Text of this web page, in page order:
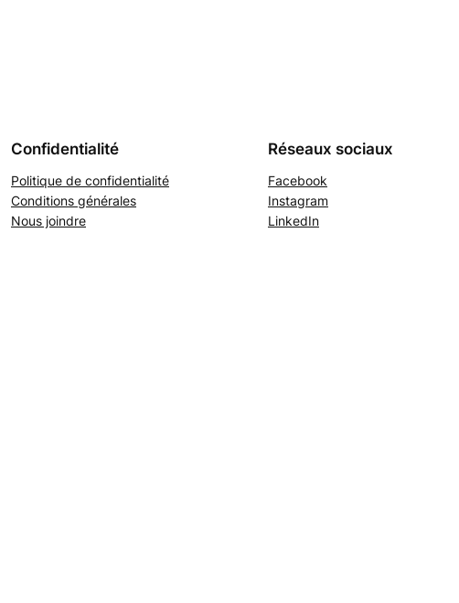
Confidentialité
Politique de confidentialité
Conditions générales
Nous joindre
Réseaux sociaux
Facebook
Instagram
LinkedIn